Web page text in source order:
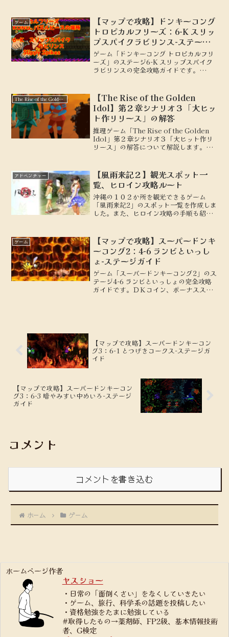
ゲーム
【マップで攻略】ドンキーコング
トロピカルフリーズ：6-K スリッ
プスパイクラビリンス-ステージ
ガイド
ゲーム「ドンキーコング トロピカルフリ
ーズ」のステージ6-K スリップスパイク
ラビリンスの完全攻略ガイドです。
The Rise of the Golden Idol
【The Rise of the Golden
Idol】第２章シナリオ３「大ヒッ
ト作リリース」の解答
推理ゲーム「The Rise of the Golden
Idol」第２章シナリオ３「大ヒット作リ
リース」の解答について解説します。※
アドベンチャー
【風雨来記２】観光スポット一
覧、ヒロイン攻略ルート
沖縄の１０２か所を観光できるゲーム
「風雨来記2」のスポット一覧を作成しま
した。また、ヒロイン攻略の手順も紹介
ゲーム
【マップで攻略】スーパードンキ
ーコング2：4-6 ランビといっし
ょ-ステージガイド
ゲーム「スーパードンキーコング2」のス
テージ4-6 ランビといっしょの完全攻略
ガイドです。ＤＫコイン、ボーナスステ
【マップで攻略】スーパードンキーコン
グ3：6-1 とつげきコークス-ステージガ
イド
【マップで攻略】スーパードンキーコン
グ3：6-3 暗やみすい中めいろ-ステージ
ガイド
コメント
コメントを書き込む
ホーム ゲーム
ホームページ作者
ヤスショー
・日常の「面倒くさい」をなくしていきたい
・ゲーム、旅行、科学系の話題を投稿したい
・資格勉強をたまに勉強している
#取得したもの→薬剤師、FP2級、基本情報技術
者、G検定